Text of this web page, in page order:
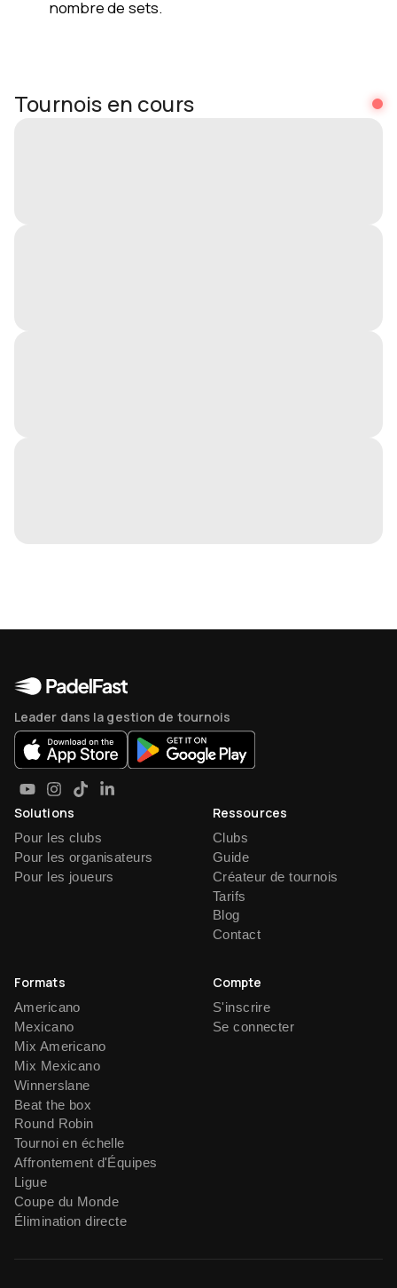
nombre de sets.
Tournois en cours
Leader dans la gestion de tournois
Solutions
Pour les clubs
Pour les organisateurs
Pour les joueurs
Ressources
Clubs
Guide
Créateur de tournois
Tarifs
Blog
Contact
Formats
Americano
Mexicano
Mix Americano
Mix Mexicano
Winnerslane
Beat the box
Round Robin
Tournoi en échelle
Affrontement d'Équipes
Ligue
Coupe du Monde
Élimination directe
Compte
S'inscrire
Se connecter